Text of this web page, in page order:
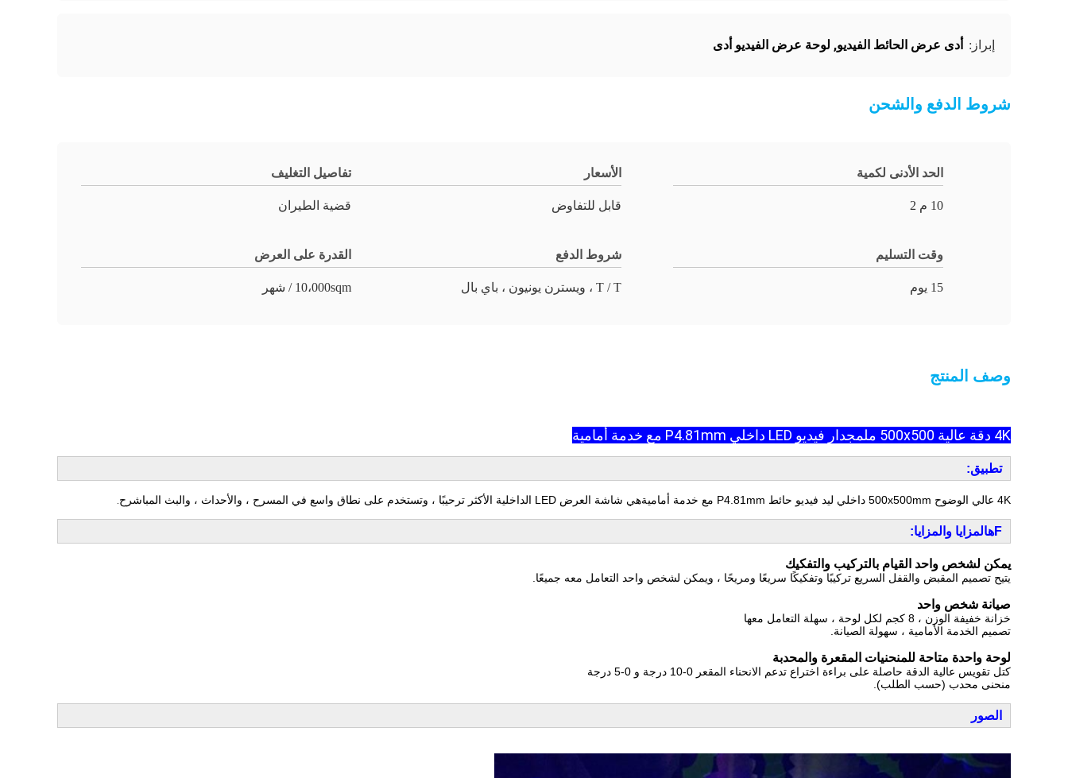
إبراز: أدى عرض الحائط الفيديو, لوحة عرض الفيديو أدى
شروط الدفع والشحن
الحد الأدنى لكمية
10 م 2
الأسعار
قابل للتفاوض
تفاصيل التغليف
قضية الطيران
وقت التسليم
15 يوم
شروط الدفع
T / T ، ويسترن يونيون ، باي بال
القدرة على العرض
10،000sqm / شهر
وصف المنتج
4K دقة عالية 500x500 ملم جدار فيديو LED داخلي P4.81mm مع خدمة أمامية
تطبيق:
4K عالي الوضوح 500x500mm داخلي ليد فيديو حائط P4.81mm مع خدمة أمامية هي شاشة العرض LED الداخلية الأكثر ترحيبًا ، وتستخدم على نطاق واسع في المسرح ، والأحداث ، والبث المباشر ح.
Fهالمزايا والمزايا:
يمكن لشخص واحد القيام بالتركيب والتفكيك
يتيح تصميم المقبض والقفل السريع تركيبًا وتفكيكًا سريعًا ومريحًا ، ويمكن لشخص واحد التعامل معه جميعًا.
صيانة شخص واحد
خزانة خفيفة الوزن ، 8 كجم لكل لوحة ، سهلة التعامل معها
تصميم الخدمة الأمامية ، سهولة الصيانة.
لوحة واحدة متاحة للمنحنيات المقعرة والمحدبة
كتل تقويس عالية الدقة حاصلة على براءة اختراع تدعم الانحناء المقعر 0-10 درجة و 0-5 درجة
منحنى محدب (حسب الطلب).
الصور